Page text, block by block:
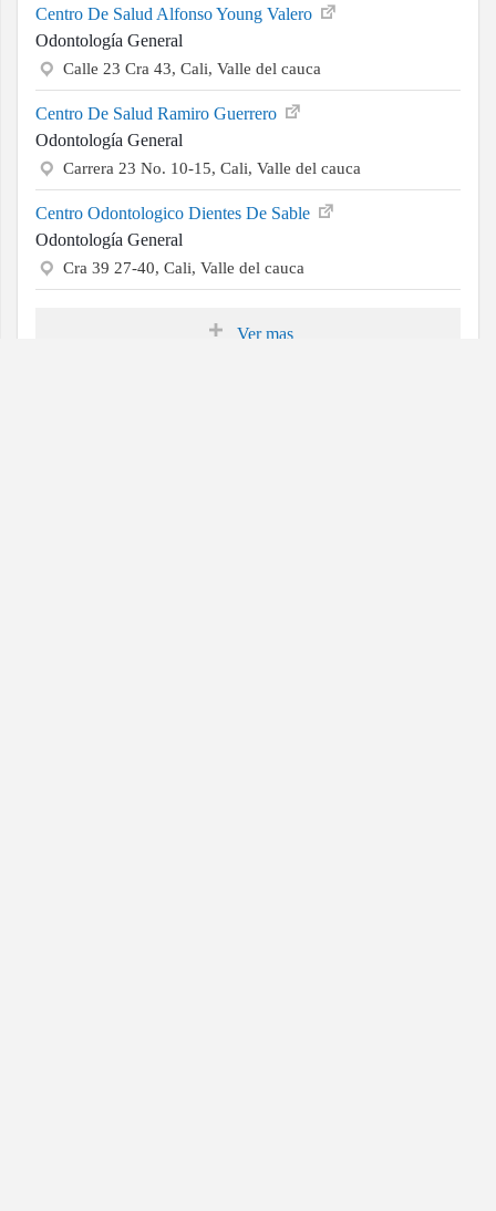
Centro De Salud Alfonso Young Valero
Odontología General
Calle 23 Cra 43, Cali, Valle del cauca
Centro De Salud Ramiro Guerrero
Odontología General
Carrera 23 No. 10-15, Cali, Valle del cauca
Centro Odontologico Dientes De Sable
Odontología General
Cra 39 27-40, Cali, Valle del cauca
Ver mas